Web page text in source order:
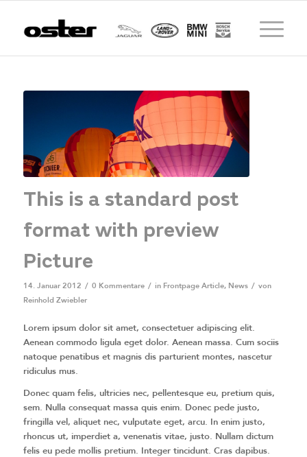
This is a standard post
format with preview
Picture
14. Januar 2012 / 0 Kommentare / in Frontpage Article, News / von
Reinhold Zwiebler
Lorem ipsum dolor sit amet, consectetuer adipiscing elit.
Aenean commodo ligula eget dolor. Aenean massa. Cum sociis
natoque penatibus et magnis dis parturient montes, nascetur
ridiculus mus.
Donec quam felis, ultricies nec, pellentesque eu, pretium quis,
sem. Nulla consequat massa quis enim. Donec pede justo,
fringilla vel, aliquet nec, vulputate eget, arcu. In enim justo,
rhoncus ut, imperdiet a, venenatis vitae, justo. Nullam dictum
felis eu pede mollis pretium. Integer tincidunt. Cras dapibus.